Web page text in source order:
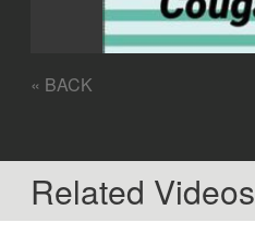
« BACK
Related Videos